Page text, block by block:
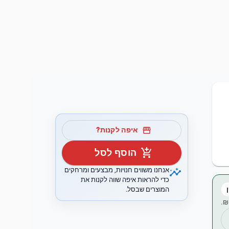
storefront איפה לקנות?
add_shopping_cart הוסף לסל
insightsאנחנו משווים חנויות, מבצעים ומרחקים
כדי להראות איפה שווה לקנות את
המוצרים שבסל.